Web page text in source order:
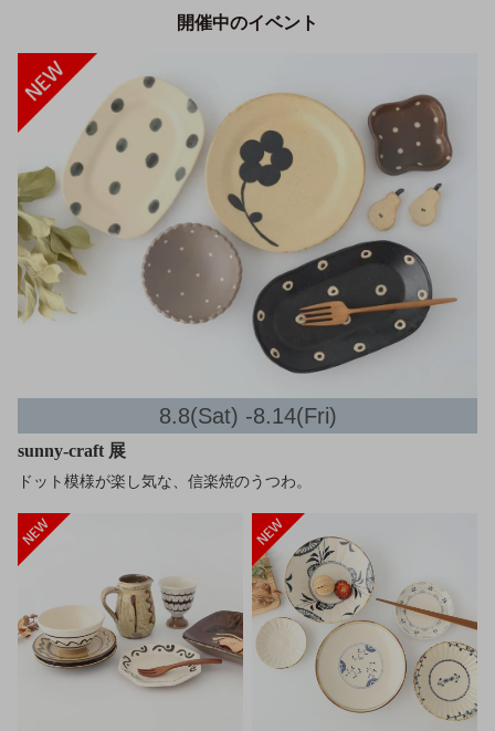
開催中のイベント
8.8(Sat) -8.14(Fri)
sunny-craft 展
ドット模様が楽し気な、信楽焼のうつわ。